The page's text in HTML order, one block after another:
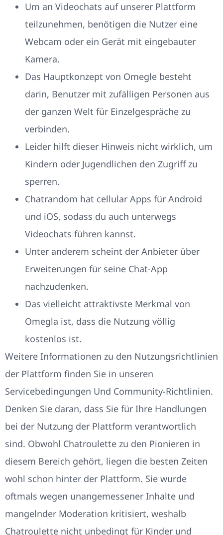
Um an Videochats auf unserer Plattform
teilzunehmen, benötigen die Nutzer eine
Webcam oder ein Gerät mit eingebauter
Kamera.
Das Hauptkonzept von Omegle besteht
darin, Benutzer mit zufälligen Personen aus
der ganzen Welt für Einzelgespräche zu
verbinden.
Leider hilft dieser Hinweis nicht wirklich, um
Kindern oder Jugendlichen den Zugriff zu
sperren.
Chatrandom hat cellular Apps für Android
und iOS, sodass du auch unterwegs
Videochats führen kannst.
Unter anderem scheint der Anbieter über
Erweiterungen für seine Chat-App
nachzudenken.
Das vielleicht attraktivste Merkmal von
Omegla ist, dass die Nutzung völlig
kostenlos ist.
Weitere Informationen zu den Nutzungsrichtlinien
der Plattform finden Sie in unseren
Servicebedingungen Und Community-Richtlinien.
Denken Sie daran, dass Sie für Ihre Handlungen
bei der Nutzung der Plattform verantwortlich
sind. Obwohl Chatroulette zu den Pionieren in
diesem Bereich gehört, liegen die besten Zeiten
wohl schon hinter der Plattform. Sie wurde
oftmals wegen unangemessener Inhalte und
mangelnder Moderation kritisiert, weshalb
Chatroulette nicht unbedingt für Kinder und